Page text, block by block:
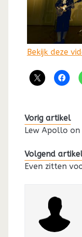
Bekijk deze
Vorig artikel
Lew Apollo
Volgend
Even zitten